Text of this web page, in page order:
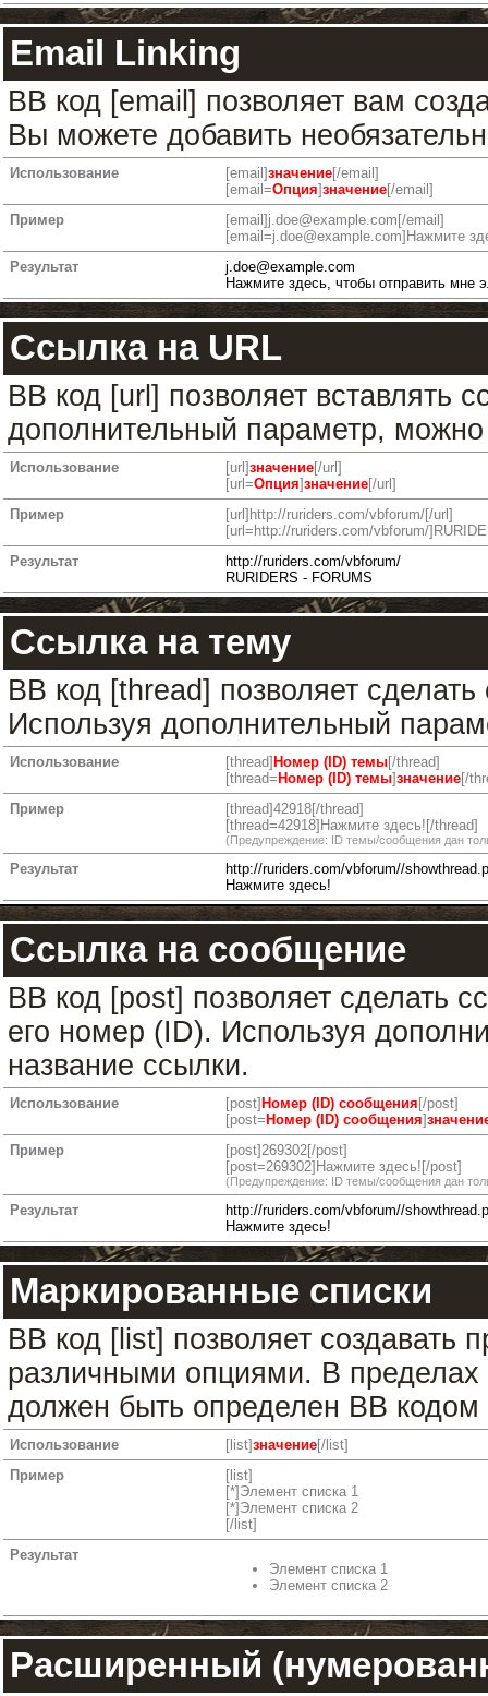
Email Linking
BB код [email] позволяет вам
Вы можете добавить
Использование [email]значение[/email]
[email=Опция]значение[/email]
Пример
[email] j.doe@example.com [/email]
[email=j.doe@example.com]Нажмите
Результат
j.doe@example.com
Нажмите здесь, чтобы отправить мне
Ссылка на URL
BB код [url] позволяет
дополнительный параметр, можно
Использование [url]значение[/url]
[url=Опция]значение[/url]
Пример
[url]http://ruriders.com/vbforum/[/url]
[url=http://ruriders.com/vbforum/
Результат
http://ruriders.com/vbforum/
RURIDERS - FORUMS
Ссылка на тему
BB код [thread] позволяет
Используя дополнительный
Использование [thread] Номер (ID) темы[/thread]
[thread= Номер (ID) темы]значение[/
Пример
[thread]42918[/thread]
[thread=42918]Нажмите здесь![/thread]
(Предупреждение: ID темы/сообщения дан
Результат
http://ruriders.com/vbforum//
Нажмите здесь!
Ссылка на сообщение
BB код [post] позволяет сделать
его номер (ID). Используя
название ссылки.
Использование [post] Номер (ID) сообщения [/post]
[post= Номер (ID) сообщения]
Пример
[post]269302[/post]
[post=269302]Нажмите здесь![/post]
(Предупреждение: ID темы/сообщения дан
Результат
http://ruriders.com/vbforum//
Нажмите здесь!
Маркированные списки
BB код [list] позволяет создавать
различными опциями. В пределах
должен быть определен BB кодом
Использование [list]значение[/list]
Пример
[list]
[*]Элемент списка 1
[*]Элемент списка 2
[/list]
Результат
Элемент списка 1
Элемент списка 2
Расширенный